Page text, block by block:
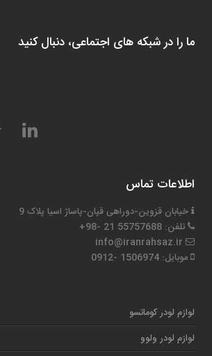
ما را در شبکه های اجتماعی، دنبال کنید
اطلاعات تماس
خیابان قزوین-دوراهی قپان-پاساژ اسیا پلاک 9
تلفن: 55757688 21 -98+
موبایل: 1506974 -0912
لوازم لودر کوماتسو
لوازم لودر ولوو